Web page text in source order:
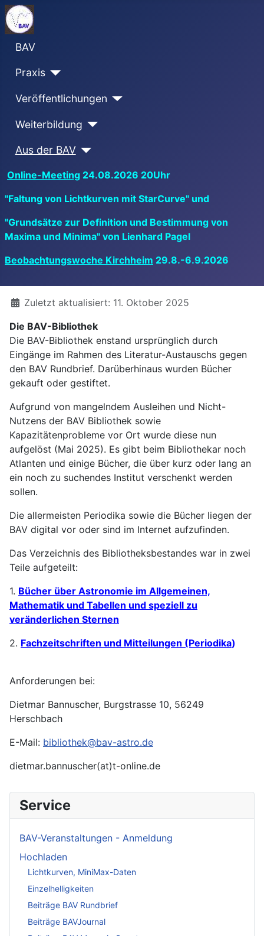
BAV
Praxis
Veröffentlichungen
Weiterbildung
Aus der BAV
Online-Meeting 24.08.2026 20Uhr
"Faltung von Lichtkurven mit StarCurve" und
"Grundsätze zur Definition und Bestimmung von
Maxima und Minima" von Lienhard Pagel
Beobachtungswoche Kirchheim 29.8.-6.9.2026
DetailsZuletzt aktualisiert: 11. Oktober 2025
Die BAV-Bibliothek
Die BAV-Bibliothek enstand ursprünglich durch
Eingänge im Rahmen des Literatur-Austauschs gegen
den BAV Rundbrief. Darüberhinaus wurden Bücher
gekauft oder gestiftet.
Aufgrund von mangelndem Ausleihen und Nicht-
Nutzens der BAV Bibliothek sowie
Kapazitätenprobleme vor Ort wurde diese nun
aufgelöst (Mai 2025). Es gibt beim Bibliothekar noch
Atlanten und einige Bücher, die über kurz oder lang an
ein noch zu suchendes Institut verschenkt werden
sollen.
Die allermeisten Periodika sowie die Bücher liegen der
BAV digital vor oder sind im Internet aufzufinden.
Das Verzeichnis des Bibliotheksbestandes war in zwei
Teile aufgeteilt:
1. Bücher über Astronomie im Allgemeinen,
Mathematik und Tabellen und speziell zu
veränderlichen Sternen
2. Fachzeitschriften und Mitteilungen (Periodika)
Anforderungen bei:
Dietmar Bannuscher, Burgstrasse 10, 56249
Herschbach
E-Mail: bibliothek@bav-astro.de
dietmar.bannuscher(at)t-online.de
Service
BAV-Veranstaltungen - Anmeldung
Hochladen
Lichtkurven, MiniMax-Daten
Einzelhelligkeiten
Beiträge BAV Rundbrief
Beiträge BAVJournal